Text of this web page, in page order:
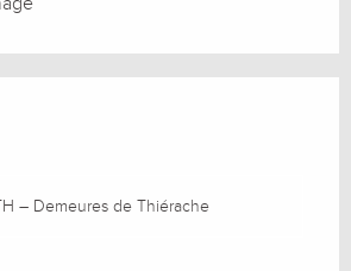
– Demeures de Thiérache